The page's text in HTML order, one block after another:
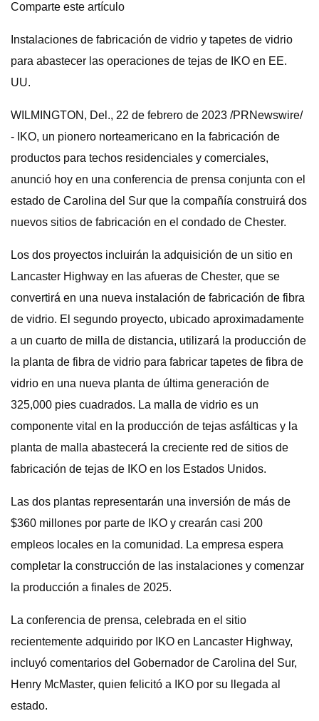
Comparte este artículo
Instalaciones de fabricación de vidrio y tapetes de vidrio
para abastecer las operaciones de tejas de IKO en EE.
UU.
WILMINGTON, Del., 22 de febrero de 2023 /PRNewswire/
- IKO, un pionero norteamericano en la fabricación de
productos para techos residenciales y comerciales,
anunció hoy en una conferencia de prensa conjunta con el
estado de Carolina del Sur que la compañía construirá dos
nuevos sitios de fabricación en el condado de Chester.
Los dos proyectos incluirán la adquisición de un sitio en
Lancaster Highway en las afueras de Chester, que se
convertirá en una nueva instalación de fabricación de fibra
de vidrio. El segundo proyecto, ubicado aproximadamente
a un cuarto de milla de distancia, utilizará la producción de
la planta de fibra de vidrio para fabricar tapetes de fibra de
vidrio en una nueva planta de última generación de
325,000 pies cuadrados. La malla de vidrio es un
componente vital en la producción de tejas asfálticas y la
planta de malla abastecerá la creciente red de sitios de
fabricación de tejas de IKO en los Estados Unidos.
Las dos plantas representarán una inversión de más de
$360 millones por parte de IKO y crearán casi 200
empleos locales en la comunidad. La empresa espera
completar la construcción de las instalaciones y comenzar
la producción a finales de 2025.
La conferencia de prensa, celebrada en el sitio
recientemente adquirido por IKO en Lancaster Highway,
incluyó comentarios del Gobernador de Carolina del Sur,
Henry McMaster, quien felicitó a IKO por su llegada al
estado.